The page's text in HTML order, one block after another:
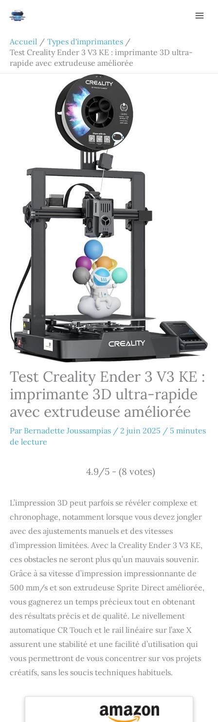
Accueil
Types d'imprimantes
Test Creality Ender 3 V3 KE : imprimante 3D ultra-
rapide avec extrudeuse améliorée
Test Creality Ender 3 V3 KE :
imprimante 3D ultra-rapide
avec extrudeuse améliorée
Par Bernadette Joussampias / 2 juin 2025 / 5 minutes
de lecture
4.9/5 - (8 votes)
L’impression 3D peut parfois se révéler complexe et
chronophage, notamment lorsque vous devez jongler
avec des ajustements manuels et des vitesses
d’impression limitées. Avec la Creality Ender 3 V3 KE,
ces obstacles ne seront plus qu’un mauvais souvenir.
Grâce à sa vitesse d’impression impressionnante de
500 mm/s et son extrudeuse Sprite Direct améliorée,
vous gagnerez un temps précieux tout en obtenant
des résultats précis et de qualité. Le nivellement
automatique CR Touch et le rail linéaire sur l’axe X
assurent une stabilité et une facilité d’utilisation qui
vous permettront de vous concentrer sur vos projets
créatifs, sans les soucis techniques habituels.
Rechercher